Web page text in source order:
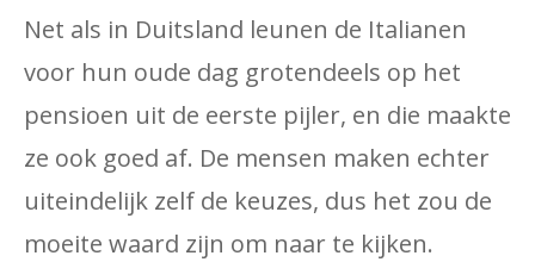
Net als in Duitsland leunen de Italianen
voor hun oude dag grotendeels op het
pensioen uit de eerste pijler, en die maakte
ze ook goed af. De mensen maken echter
uiteindelijk zelf de keuzes, dus het zou de
moeite waard zijn om naar te kijken.